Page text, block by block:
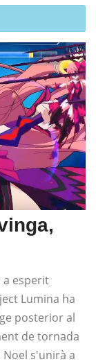
a esperit
Lumina ha
posterior al
de tornada
s'unirà a